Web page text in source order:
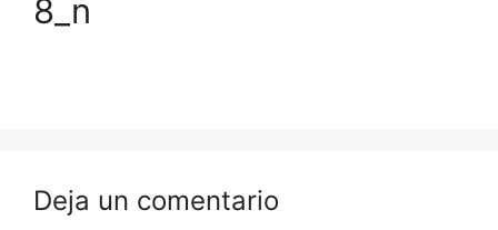
8_n
Deja un comentario